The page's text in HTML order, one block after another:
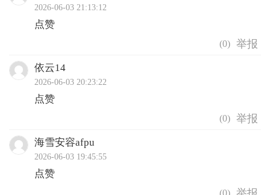
2026-06-03 21:13:12
点赞
(0)
依云14
2026-06-03 20:23:22
点赞
(0)
海雪安容afpu
2026-06-03 19:45:55
点赞